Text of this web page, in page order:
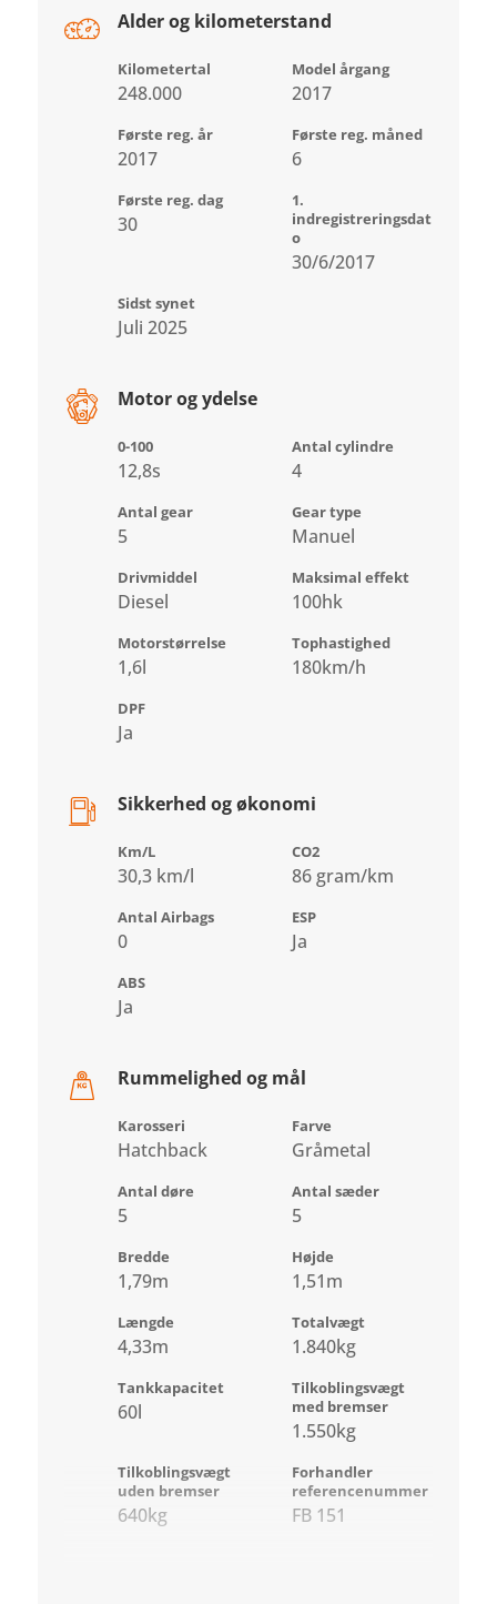
Alder og kilometerstand
Kilometertal
248.000
Model årgang
2017
Første reg. år
2017
Første reg. måned
6
Første reg. dag
30
1.
indregistreringsdat
o
30/6/2017
Sidst synet
Juli 2025
Motor og ydelse
0-100
12,8s
Antal cylindre
4
Antal gear
5
Gear type
Manuel
Drivmiddel
Diesel
Maksimal effekt
100hk
Motorstørrelse
1,6l
Tophastighed
180km/h
DPF
Ja
Sikkerhed og økonomi
Km/L
30,3 km/l
CO2
86 gram/km
Antal Airbags
0
ESP
Ja
ABS
Ja
Rummelighed og mål
Karosseri
Hatchback
Farve
Gråmetal
Antal døre
5
Antal sæder
5
Bredde
1,79m
Højde
1,51m
Længde
4,33m
Totalvægt
1.840kg
Tankkapacitet
60l
Tilkoblingsvægt
med bremser
1.550kg
Tilkoblingsvægt
uden bremser
640kg
Forhandler
referencenummer
FB 151